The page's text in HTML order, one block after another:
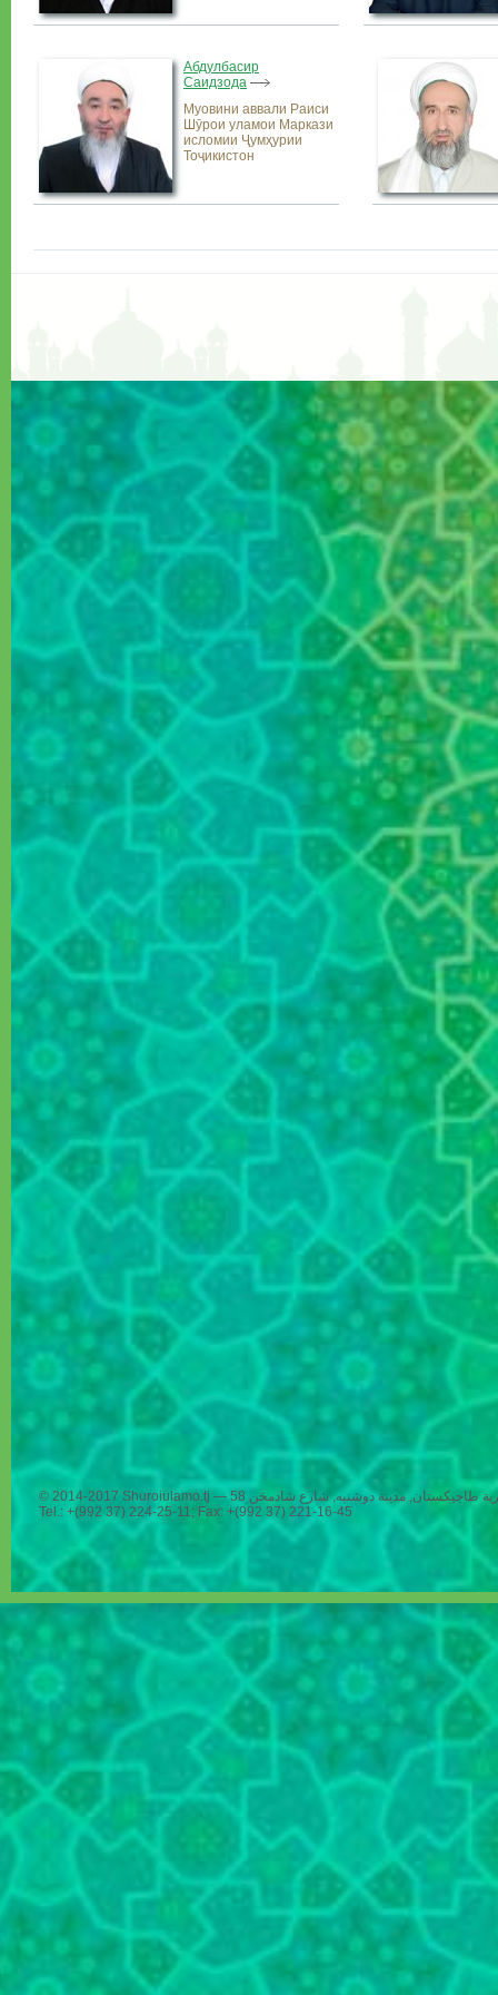
Абдулбасир
Саидзода
Муовини аввали Раиси
Шӯрои уламои Маркази
исломии Ҷумҳурии
Тоҷикистон
Tel.: +(992 37) 224-25-11; Fax: +(992 37) 221-16-45